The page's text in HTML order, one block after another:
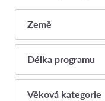
Země
SEVERNÍ AMERIKA
Délka programu
Roční (10-12 měsíců)
Věková kategorie